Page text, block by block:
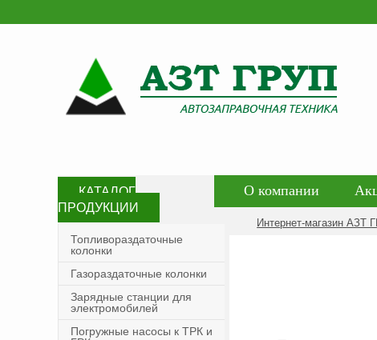
КАТАЛОГ
ПРОДУКЦИИ
Топливораздаточные
колонки
Газораздаточные колонки
Зарядные станции для
электромобилей
Погружные насосы к ТРК и
О компании
Контакты
Интернет-магазин АЗТ